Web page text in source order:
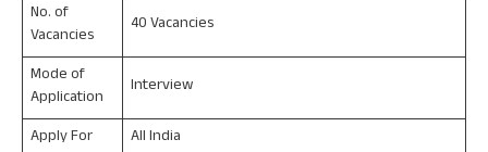
No. of
Vacancies
40 Vacancies
Mode of
Application
Interview
Apply For
All India